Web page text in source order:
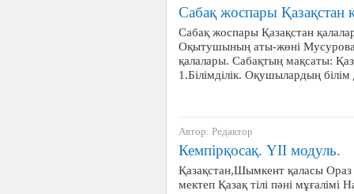
Сабақ жоспары Қазақстан
Сабақ жоспары Қазақстан
Оқытушының аты-жөні
қалалары. Сабақтың мақсаты:
1.Білімділік. Оқушылардың
Автор: Редактор
Кемпірқосақ. ҮІІ модуль.
Қазақстан,Шымкент қаласы
мектеп Қазақ тілі пәні